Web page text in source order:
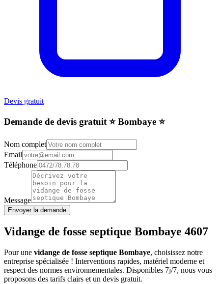
Devis gratuit
Demande de devis gratuit ⭐️ Bombaye ⭐️
Nom complet
Email
Téléphone
Message
Envoyer la demande
Vidange de fosse septique Bombaye 4607
Pour une vidange de fosse septique Bombaye, choisissez notre
entreprise spécialisée ! Interventions rapides, matériel moderne et
respect des normes environnementales. Disponibles 7j/7, nous vous
proposons des tarifs clairs et un devis gratuit.